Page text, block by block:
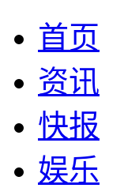
首页
资讯
快报
娱乐